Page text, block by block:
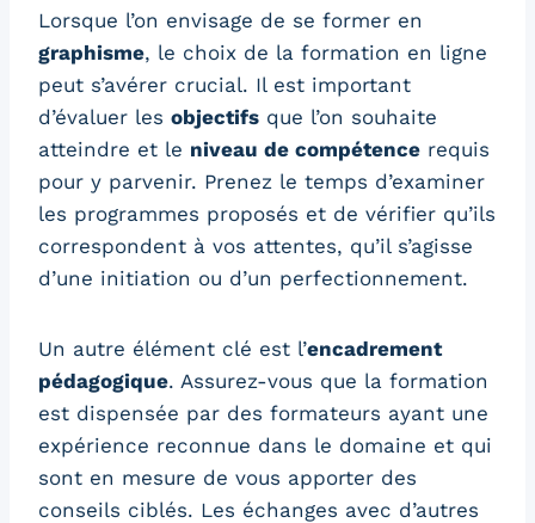
Lorsque l’on envisage de se former en
graphisme, le choix de la formation en ligne
peut s’avérer crucial. Il est important
d’évaluer les objectifs que l’on souhaite
atteindre et le niveau de compétence requis
pour y parvenir. Prenez le temps d’examiner
les programmes proposés et de vérifier qu’ils
correspondent à vos attentes, qu’il s’agisse
d’une initiation ou d’un perfectionnement.
Un autre élément clé est l’encadrement
pédagogique. Assurez-vous que la formation
est dispensée par des formateurs ayant une
expérience reconnue dans le domaine et qui
sont en mesure de vous apporter des
conseils ciblés. Les échanges avec d’autres